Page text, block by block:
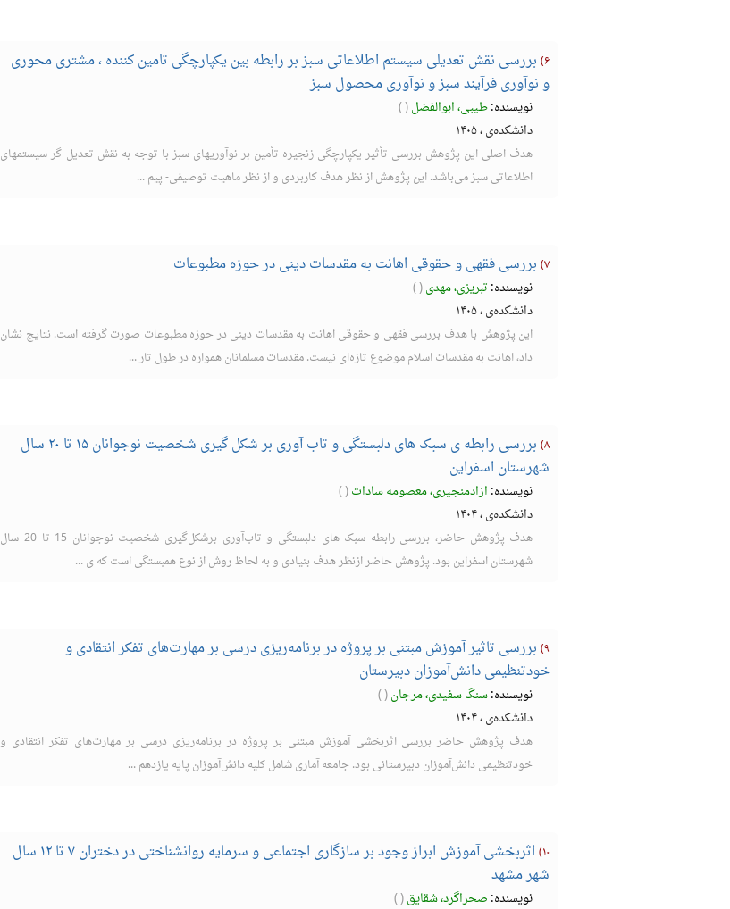
۶) بررسی نقش تعدیلی سیستم اطلاعاتی سبز بر رابطه بین یکپارچگی تامین کننده ، مشتری محوری
و نوآوری فرآیند سبز و نوآوری محصول سبز
نویسنده:طیبی، ابوالفضل(
)
دانشکده‌ی،۱۴۰۵
هدف اصلی این پژوهش بررسی تأثیر یکپارچگی زنجیره تأمین بر نوآوریهای سبز با توجه به نقش تعدیل گر سیستمهای
اطلاعاتی سبز می‌باشد. این پژوهش از نظر هدف کاربردی و از نظر ماهیت توصیفی- پیم ...
۷) بررسی فقهی و حقوقی اهانت به مقدسات دینی در حوزه مطبوعات
نویسنده: تبریزی، مهدی(
)
دانشکده‌ی،۱۴۰۵
این پژوهش با هدف بررسی فقهی و حقوقی اهانت به مقدسات دینی در حوزه مطبوعات صورت گرفته است. نتایج نشان
داد، اهانت به مقدسات اسلام موضوع تازه‌ای نیست. مقدسات مسلمانان همواره در طول تار ...
۸)
بررسی رابطه ی سبک های دلبستگی و تاب آوری بر شکل گیری شخصیت نوجوانان ۱۵ تا ۲۰ سال
شهرستان اسفراین
نویسنده: ازادمنجیری، معصومه سادات(
)
دانشکده‌ی،۱۴۰۴
هدف پژوهش حاضر، بررسی رابطه سبک های دلبستگی و تاب‌آوری برشکل‌گیری شخصیت نوجوانان 15 تا 20 سال
شهرستان اسفراین بود. پژوهش حاضر ازنظر هدف بنیادی و به لحاظ روش از نوع همبستگی است که ی ...
۹) بررسی تاثیر آموزش مبتنی بر پروژه در برنامه‌ریزی درسی بر مهارت‌های تفکر انتقادی و
خودتنظیمی دانش‌آموزان دبیرستان
نویسنده:سنگ سفیدی، مرجان(
)
دانشکده‌ی،۱۴۰۴
هدف پژوهش حاضر بررسی اثربخشی آموزش مبتنی بر پروژه در برنامه‌ریزی درسی بر مهارت‌های تفکر انتقادی و
خودتنظیمی دانش‌آموزان دبیرستانی بود. جامعه آماری شامل کلیه دانش‌آموزان پایه یازدهم ...
۱۰)
اثربخشی آموزش ابراز وجود بر سازگاری اجتماعی و سرمایه روانشناختی در دختران ۷ تا ۱۲ سال
شهر مشهد
نویسنده: صحراگرد، شقایق(
)